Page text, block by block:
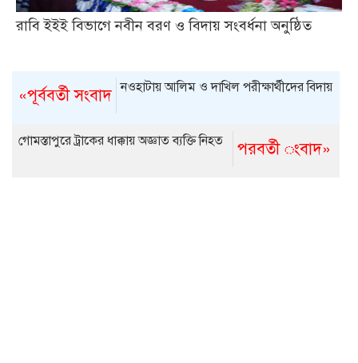
রাবি ইইই বিভাগে নবীন বরণ ও বিদায় সংবর্ধনা অনুষ্ঠিত
«পূর্ববর্তী সংবাদ নওহাটায় আলিম ও দাখিল পরীক্ষার্থীদের বিদায়
পরবর্তী ংবাদ»
গোমস্তাপুরে ট্রাকের ধাক্কায় অজ্ঞাত ব্যক্তি নিহত